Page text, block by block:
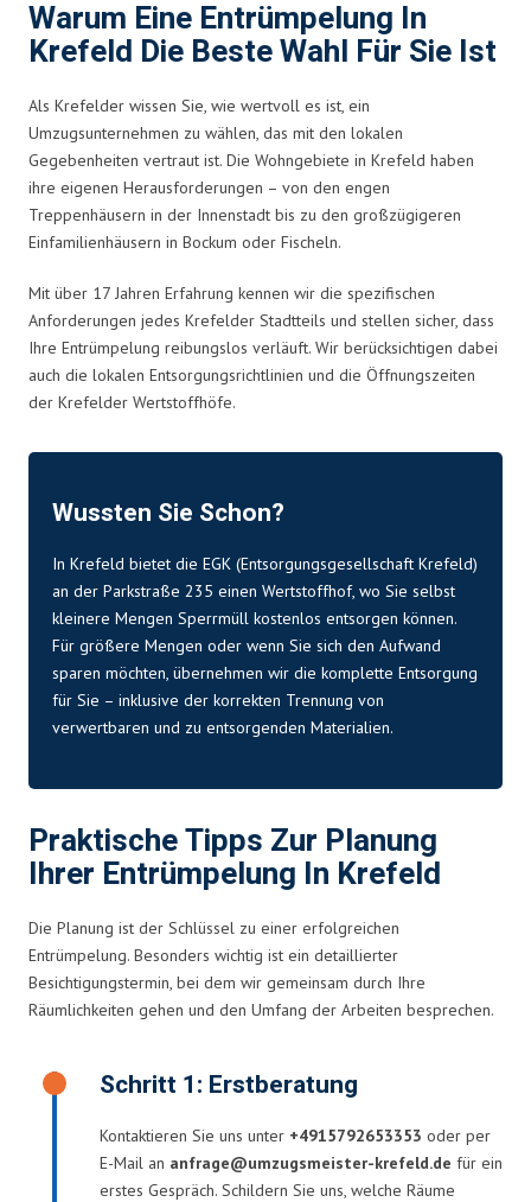
Warum Eine Entrümpelung In
Krefeld Die Beste Wahl Für Sie Ist
Als Krefelder wissen Sie, wie wertvoll es ist, ein
Umzugsunternehmen zu wählen, das mit den lokalen
Gegebenheiten vertraut ist. Die Wohngebiete in Krefeld haben
ihre eigenen Herausforderungen – von den engen
Treppenhäusern in der Innenstadt bis zu den großzügigeren
Einfamilienhäusern in Bockum oder Fischeln.
Mit über 17 Jahren Erfahrung kennen wir die spezifischen
Anforderungen jedes Krefelder Stadtteils und stellen sicher, dass
Ihre Entrümpelung reibungslos verläuft. Wir berücksichtigen dabei
auch die lokalen Entsorgungsrichtlinien und die Öffnungszeiten
der Krefelder Wertstoffhöfe.
Wussten Sie Schon?
In Krefeld bietet die EGK (Entsorgungsgesellschaft Krefeld)
an der Parkstraße 235 einen Wertstoffhof, wo Sie selbst
kleinere Mengen Sperrmüll kostenlos entsorgen können.
Für größere Mengen oder wenn Sie sich den Aufwand
sparen möchten, übernehmen wir die komplette Entsorgung
für Sie – inklusive der korrekten Trennung von
verwertbaren und zu entsorgenden Materialien.
Praktische Tipps Zur Planung
Ihrer Entrümpelung In Krefeld
Die Planung ist der Schlüssel zu einer erfolgreichen
Entrümpelung. Besonders wichtig ist ein detaillierter
Besichtigungstermin, bei dem wir gemeinsam durch Ihre
Räumlichkeiten gehen und den Umfang der Arbeiten besprechen.
Schritt 1: Erstberatung
Kontaktieren Sie uns unter +4915792653353 oder per
E-Mail an anfrage@umzugsmeister-krefeld.de für ein
erstes Gespräch. Schildern Sie uns, welche Räume